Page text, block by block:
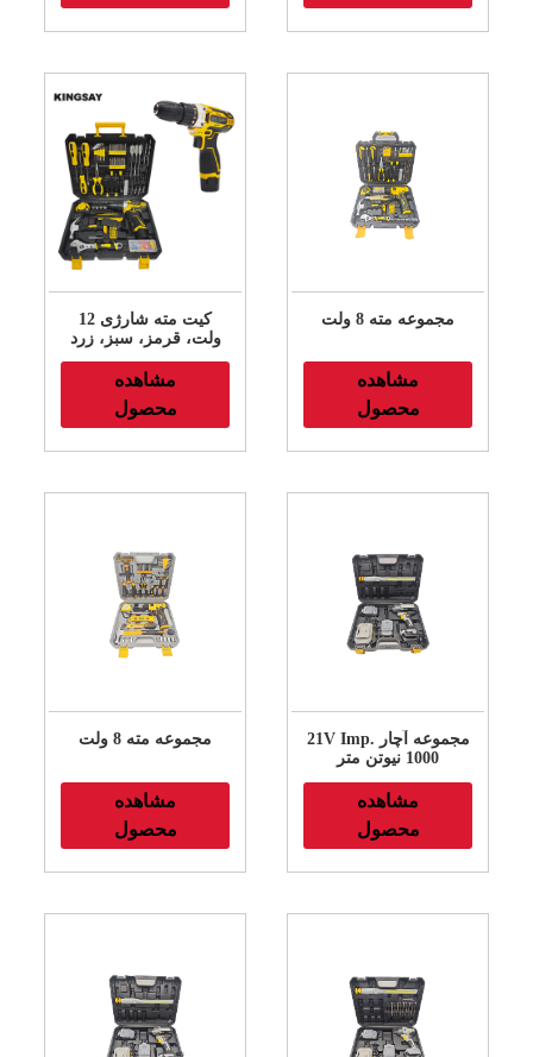
کیت مته شارژی 12
ولت، قرمز، سبز، زرد
مشاهده
محصول
مجموعه مته 8 ولت
مشاهده
محصول
مجموعه مته 8 ولت
مشاهده
محصول
21V Imp. مجموعه آچار
1000 نیوتن متر
مشاهده
محصول